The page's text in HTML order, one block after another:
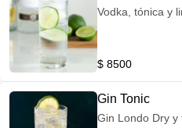
Vodka, tónica y
$ 8500
Gin Tonic
Gin Londo Dry y